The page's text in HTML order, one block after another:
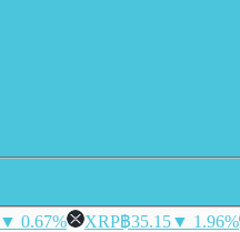
▼ 0.67% XRP฿35.15▼ 1.96%